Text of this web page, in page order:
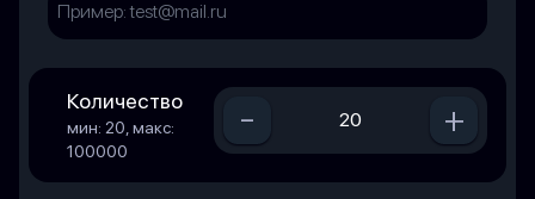
Количество
мин: 20, макс:
100000
- +